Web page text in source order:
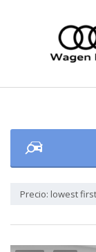
Precio: lowest first